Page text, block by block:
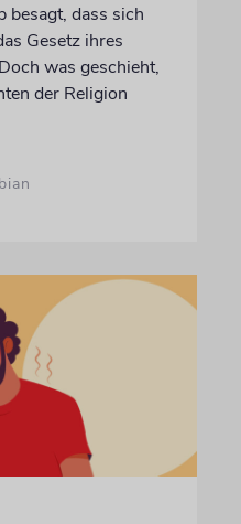
besagt, dass sich
Gesetz ihres
was geschieht,
der Religion